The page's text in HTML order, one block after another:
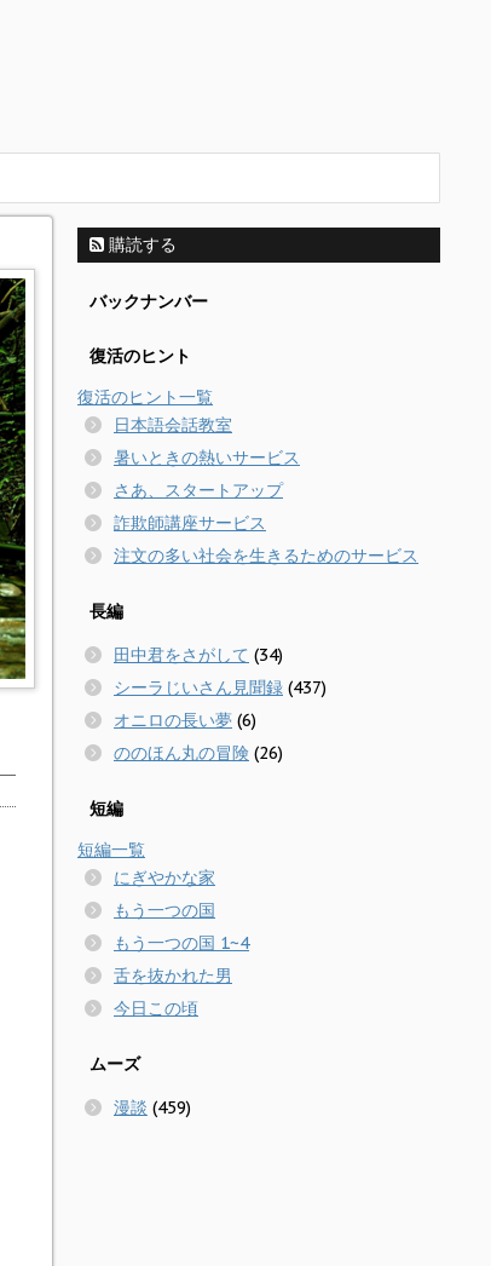
購読する
バックナンバー
復活のヒント
復活のヒント一覧
日本語会話教室
暑いときの熱いサービス
さあ、スタートアップ
詐欺師講座サービス
注文の多い社会を生きるためのサービス
長編
田中君をさがして (34)
シーラじいさん見聞録 (437)
オニロの長い夢 (6)
ののほん丸の冒険 (26)
短編
短編一覧
にぎやかな家
もう一つの国
もう一つの国 1~4
舌を抜かれた男
今日この頃
ムーズ
漫談 (459)